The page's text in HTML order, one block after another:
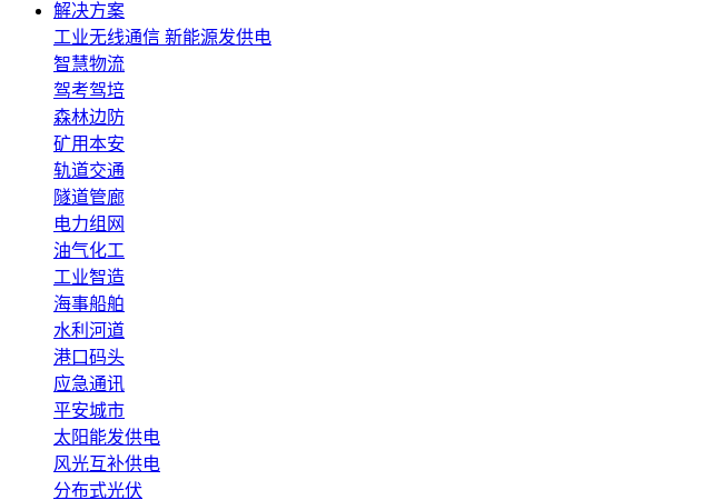
解决方案
工业无线通信 新能源发供电
智慧物流
驾考驾培
森林边防
矿用本安
轨道交通
隧道管廊
电力组网
油气化工
工业智造
海事船舶
水利河道
港口码头
应急通讯
平安城市
太阳能发供电
风光互补供电
分布式光伏